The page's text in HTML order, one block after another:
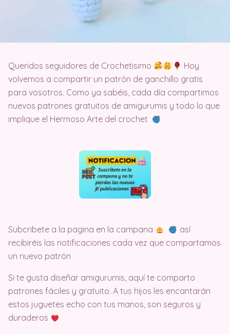
Queridos seguidores de Crochetisimo
Hoy
volvemos a compartir un patrón de ganchillo gratis
para vosotros. Como ya sabéis, cada día compartimos
nuevos patrones gratuitos de amigurumis y todo lo que
implique el Hermoso Arte del crochet
Subcribete a la pagina en la campana
así
recibiréis las notificaciones cada vez que compartamos
un nuevo patrón
Si te gusta diseñar amigurumis, aquí te comparto
patrones fáciles y gratuito. A tus hijos les encantarán
estos juguetes echo con tus manos, son seguros y
duraderos